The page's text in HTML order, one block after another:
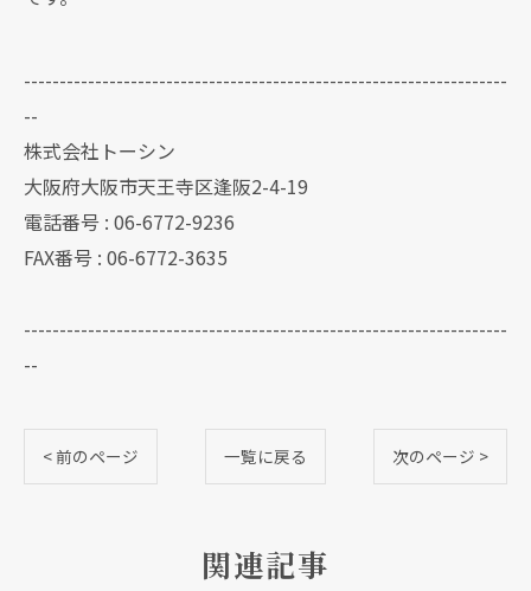
--------------------------------------------------------------------
--
株式会社トーシン
大阪府大阪市天王寺区逢阪2-4-19
電話番号 : 06-6772-9236
FAX番号 : 06-6772-3635
--------------------------------------------------------------------
--
< 前のページ 一覧に戻る 次のページ >
関連記事